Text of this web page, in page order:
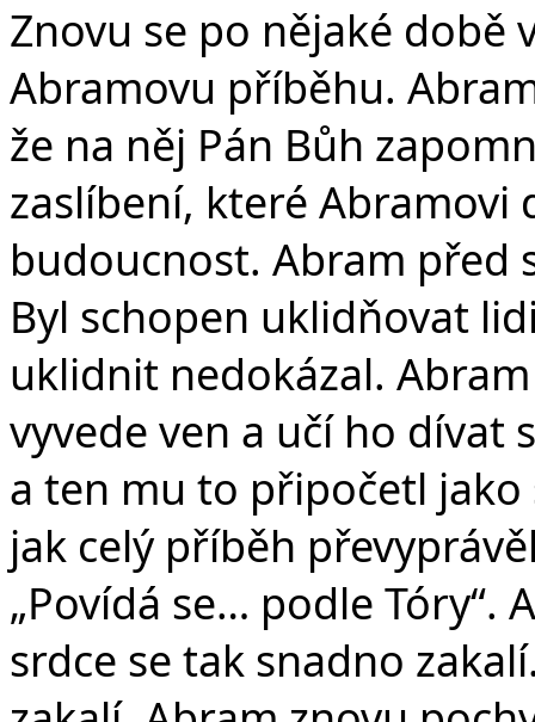
Znovu se po nějaké době
Abramovu příběhu.
že na něj Pán Bůh
zaslíbení, které Abramovi
budoucnost. Abram před
Byl schopen uklidňovat
uklidnit nedokázal.
vyvede ven a učí ho dívat
a ten mu to připočetl jako
jak celý příběh
„Povídá se… podle Tóry“.
srdce se tak snadno